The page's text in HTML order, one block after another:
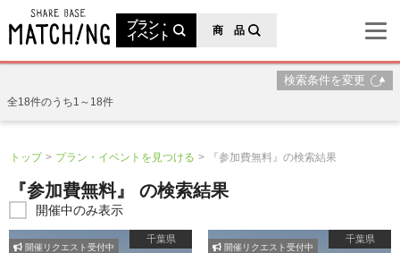
プラン・
イベント
商 品
検索条件を変更
全18件のうち1～18件
トップ プラン・イベントを見つける 『参加費無料』の検索結果
『参加費無料』 の検索結果
開催中のみ表示
千葉県
開催リクエスト受付中
千葉県
開催リクエスト受付中